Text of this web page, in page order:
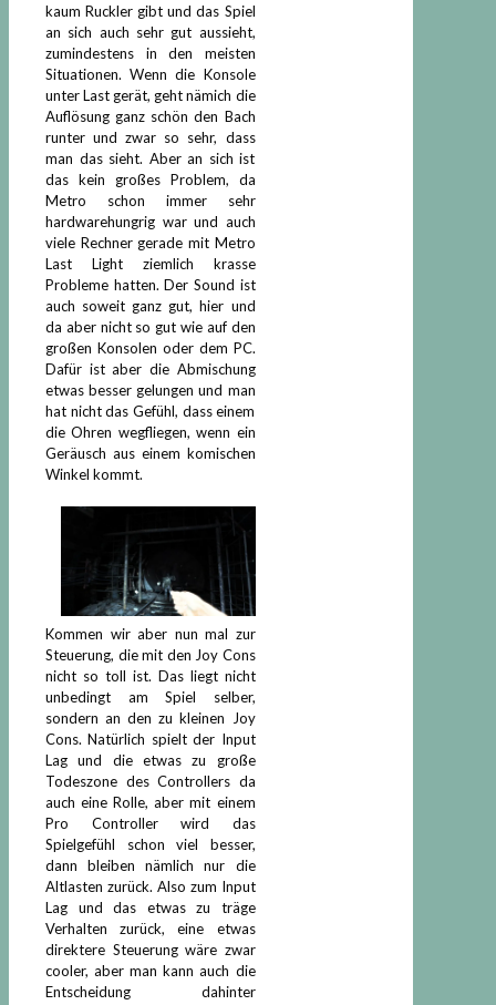
kaum Ruckler gibt und das Spiel
an sich auch sehr gut aussieht,
zumindestens in den meisten
Situationen. Wenn die Konsole
unter Last gerät, geht nämich die
Auflösung ganz schön den Bach
runter und zwar so sehr, dass
man das sieht. Aber an sich ist
das kein großes Problem, da
Metro schon immer sehr
hardwarehungrig war und auch
viele Rechner gerade mit Metro
Last Light ziemlich krasse
Probleme hatten. Der Sound ist
auch soweit ganz gut, hier und
da aber nicht so gut wie auf den
großen Konsolen oder dem PC.
Dafür ist aber die Abmischung
etwas besser gelungen und man
hat nicht das Gefühl, dass einem
die Ohren wegfliegen, wenn ein
Geräusch aus einem komischen
Winkel kommt.
Kommen wir aber nun mal zur
Steuerung, die mit den Joy Cons
nicht so toll ist. Das liegt nicht
unbedingt am Spiel selber,
sondern an den zu kleinen Joy
Cons. Natürlich spielt der Input
Lag und die etwas zu große
Todeszone des Controllers da
auch eine Rolle, aber mit einem
Pro Controller wird das
Spielgefühl schon viel besser,
dann bleiben nämlich nur die
Altlasten zurück. Also zum Input
Lag und das etwas zu träge
Verhalten zurück, eine etwas
direktere Steuerung wäre zwar
cooler, aber man kann auch die
Entscheidung dahinter